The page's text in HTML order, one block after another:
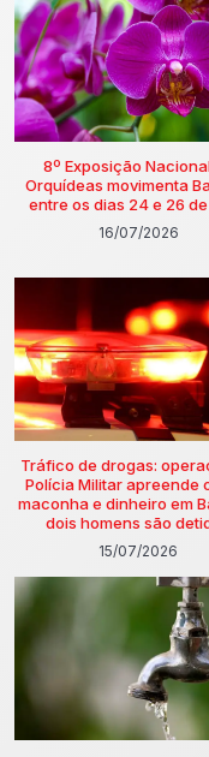
8º Exposição
Orquídeas movimenta
entre os dias 24 e 26
16/07/2026
Tráfico de drogas:
Polícia Militar apreende
maconha e dinheiro em
dois homens são
15/07/2026